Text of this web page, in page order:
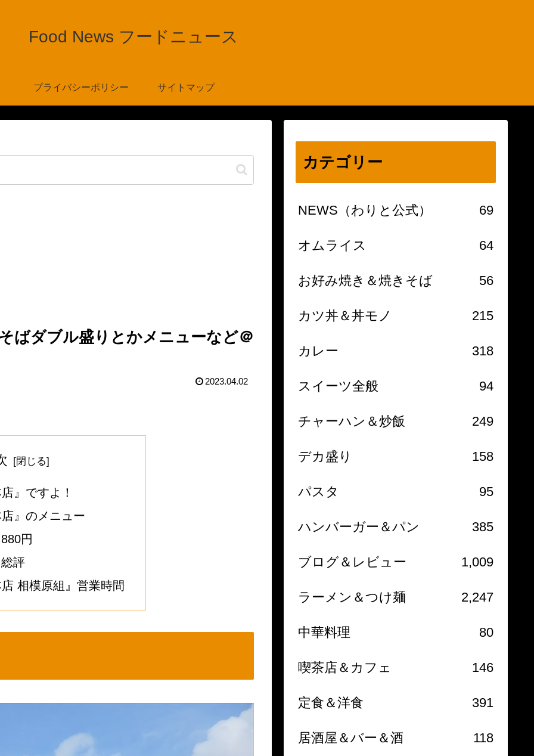
Food News フードニュース
プライバシーポリシー サイトマップ
ばダブル盛りとかメニューなど＠
2023.04.02
』ですよ！
』のメニュー
円
評
相模原組』営業時間
カテゴリー
NEWS（わりと公式） 69
オムライス 64
お好み焼き＆焼きそば 56
カツ丼＆丼モノ 215
カレー 318
スイーツ全般 94
チャーハン＆炒飯 249
デカ盛り 158
パスタ 95
ハンバーガー＆パン 385
ブログ＆レビュー 1,009
ラーメン＆つけ麺 2,247
中華料理 80
喫茶店＆カフェ 146
定食＆洋食 391
居酒屋＆バー＆酒 118